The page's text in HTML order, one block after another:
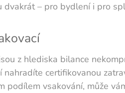
dvakrát – pro bydlení i pro
z hlediska bilance
certifikovanou
podílem vsakování, může